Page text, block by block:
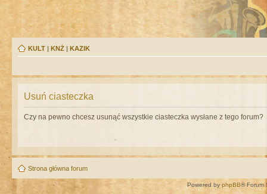
KULT | KNŻ | KAZIK
Usuń ciasteczka
Czy na pewno chcesz usunąć wszystkie ciasteczka wysłane z tego forum?
Strona główna forum
Powered by phpBB® Forum